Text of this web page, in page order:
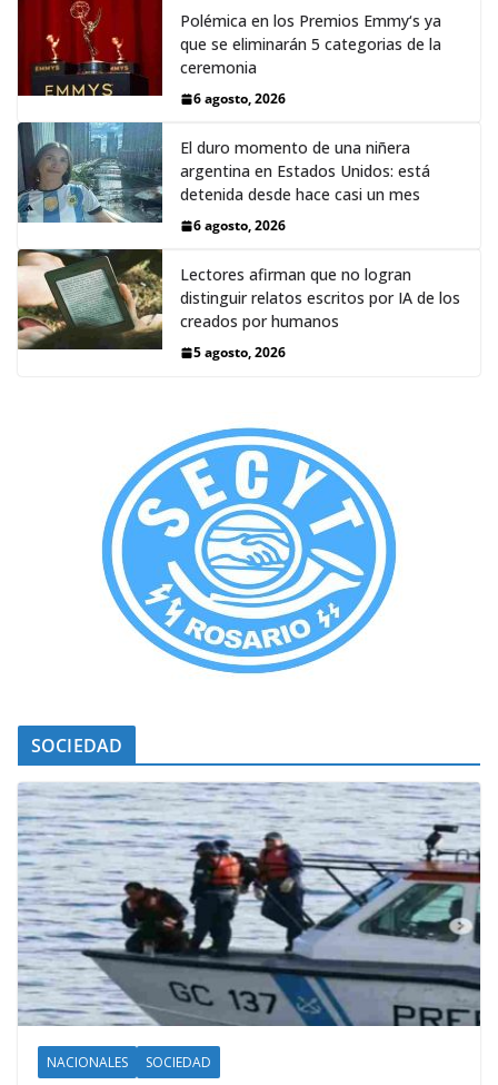
Polémica en los Premios Emmy‘s ya
que se eliminarán 5 categorias de la
ceremonia
6 agosto, 2026
El duro momento de una niñera
argentina en Estados Unidos: está
detenida desde hace casi un mes
6 agosto, 2026
Lectores afirman que no logran
distinguir relatos escritos por IA de los
creados por humanos
5 agosto, 2026
SOCIEDAD
NACIONALES SOCIEDAD